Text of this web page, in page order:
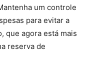
um controle
para evitar a
que agora está mais
reserva de